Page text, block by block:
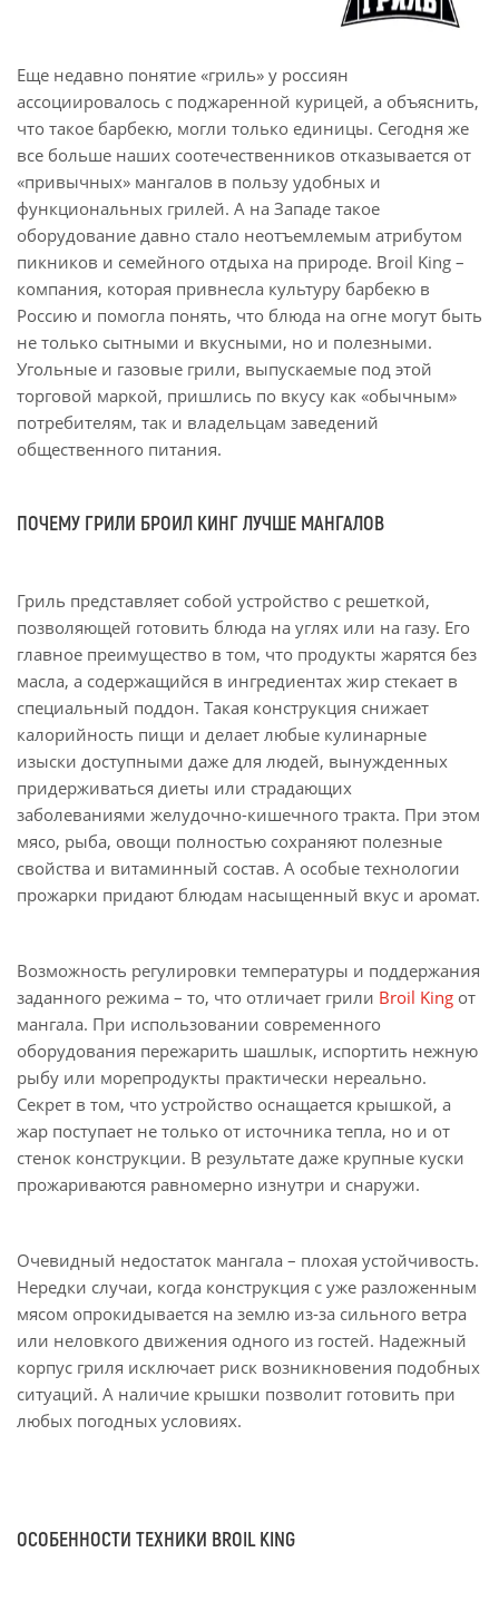
Еще недавно понятие «гриль» у россиян
ассоциировалось с поджаренной курицей, а объяснить,
что такое барбекю, могли только единицы. Сегодня же
все больше наших соотечественников отказывается от
«привычных» мангалов в пользу удобных и
функциональных грилей. А на Западе такое
оборудование давно стало неотъемлемым атрибутом
пикников и семейного отдыха на природе. Broil King –
компания, которая привнесла культуру барбекю в
Россию и помогла понять, что блюда на огне могут быть
не только сытными и вкусными, но и полезными.
Угольные и газовые грили, выпускаемые под этой
торговой маркой, пришлись по вкусу как «обычным»
потребителям, так и владельцам заведений
общественного питания.
ПОЧЕМУ ГРИЛИ БРОИЛ КИНГ ЛУЧШЕ МАНГАЛОВ
Гриль представляет собой устройство с решеткой,
позволяющей готовить блюда на углях или на газу. Его
главное преимущество в том, что продукты жарятся без
масла, а содержащийся в ингредиентах жир стекает в
специальный поддон. Такая конструкция снижает
калорийность пищи и делает любые кулинарные
изыски доступными даже для людей, вынужденных
придерживаться диеты или страдающих
заболеваниями желудочно-кишечного тракта. При этом
мясо, рыба, овощи полностью сохраняют полезные
свойства и витаминный состав. А особые технологии
прожарки придают блюдам насыщенный вкус и аромат.
Возможность регулировки температуры и поддержания
заданного режима – то, что отличает грили Broil King от
мангала. При использовании современного
оборудования пережарить шашлык, испортить нежную
рыбу или морепродукты практически нереально.
Секрет в том, что устройство оснащается крышкой, а
жар поступает не только от источника тепла, но и от
стенок конструкции. В результате даже крупные куски
прожариваются равномерно изнутри и снаружи.
Очевидный недостаток мангала – плохая устойчивость.
Нередки случаи, когда конструкция с уже разложенным
мясом опрокидывается на землю из-за сильного ветра
или неловкого движения одного из гостей. Надежный
корпус гриля исключает риск возникновения подобных
ситуаций. А наличие крышки позволит готовить при
любых погодных условиях.
ОСОБЕННОСТИ ТЕХНИКИ BROIL KING